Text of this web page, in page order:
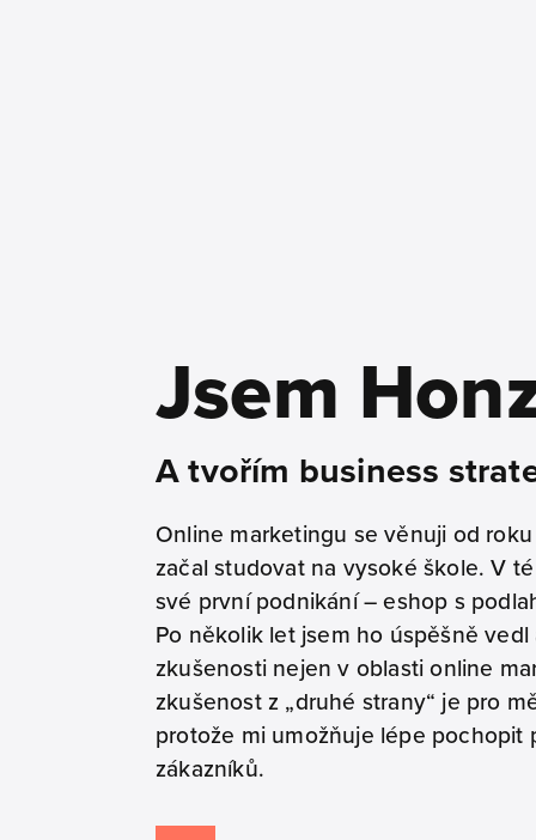
Jsem
A tvořím business
Online marketingu se věnuji od
začal studovat na vysoké škole. V
své první podnikání – eshop s
Po několik let jsem ho úspěšně
zkušenosti nejen v oblasti online
zkušenost z „druhé strany“ je pro
protože mi umožňuje lépe pochopit
zákazníků.